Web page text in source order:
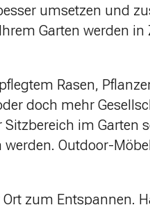
umsetzen und
Garten werden
Rasen,
doch mehr
im Garten
Outdoor-
zum Entspannen.